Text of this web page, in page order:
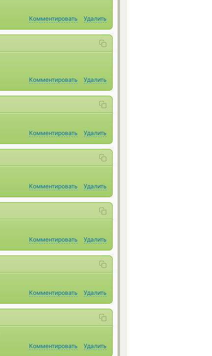
Комментировать
Удалить
Комментировать
Удалить
Комментировать
Удалить
Комментировать
Удалить
Комментировать
Удалить
Комментировать
Удалить
Комментировать
Удалить